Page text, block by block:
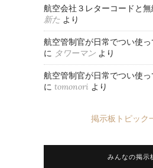
航空会社３レターコードと
新た より
航空管制官が日常でつい使
に タワーマン より
航空管制官が日常でつい使
に tomonori より
掲示板トピック
みんなの掲示